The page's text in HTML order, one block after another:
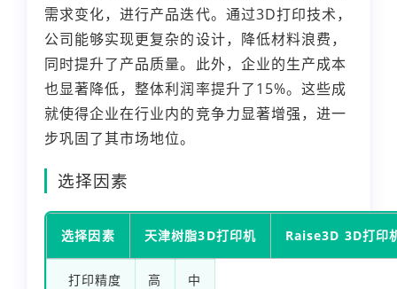
需求变化，进行产品迭代。通过3D打印技术，
公司能够实现更复杂的设计，降低材料浪费，
同时提升了产品质量。此外，企业的生产成本
也显著降低，整体利润率提升了15%。这些成
就使得企业在行业内的竞争力显著增强，进一
步巩固了其市场地位。
选择因素
选择因素 天津树脂3D打印机 Raise3D 3D打印
打印精度 高 中